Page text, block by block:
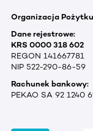
Organizacja
Dane rejestrowe:
KRS 0000 318 602
REGON 141667781
NIP 522-290-86-59
Rachunek bankowy:
PEKAO SA 92 1240